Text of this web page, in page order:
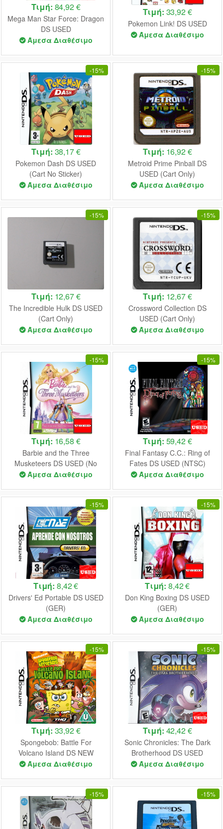
Τιμή: 84,92 €
Mega Man Star Force: Dragon
DS USED
Άμεσα Διαθέσιμο
Τιμή: 33,92 €
Pokemon Link! DS USED
Άμεσα Διαθέσιμο
-15%
Τιμή: 38,17 €
Pokemon Dash DS USED
(Cart No Sticker)
Άμεσα Διαθέσιμο
-15%
Τιμή: 16,92 €
Metroid Prime Pinball DS
USED (Cart Only)
Άμεσα Διαθέσιμο
-15%
Τιμή: 12,67 €
The Incredible Hulk DS USED
(Cart Only)
Άμεσα Διαθέσιμο
-15%
Τιμή: 12,67 €
Crossword Collection DS
USED (Cart Only)
Άμεσα Διαθέσιμο
-15%
Τιμή: 16,58 €
Barbie and the Three
Musketeers DS USED (No
Manual)
Άμεσα Διαθέσιμο
-15%
Τιμή: 59,42 €
Final Fantasy C.C.: Ring of
Fates DS USED (NTSC)
Άμεσα Διαθέσιμο
-15%
Τιμή: 8,42 €
Drivers' Ed Portable DS USED
(GER)
Άμεσα Διαθέσιμο
-15%
Τιμή: 8,42 €
Don King Boxing DS USED
(GER)
Άμεσα Διαθέσιμο
-15%
Τιμή: 33,92 €
Spongebob: Battle For
Volcano Island DS NEW
(Nortec Seal)
Άμεσα Διαθέσιμο
-15%
Τιμή: 42,42 €
Sonic Chronicles: The Dark
Brotherhood DS USED
(NTSC)
Άμεσα Διαθέσιμο
-15% -15%